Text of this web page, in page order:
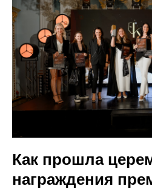
Как прошла
награждения